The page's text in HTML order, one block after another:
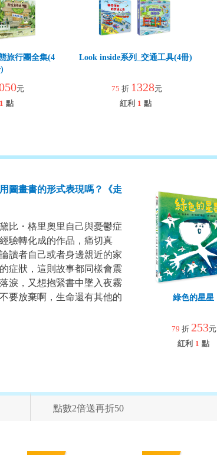
旅行團全集(4
元
1 點
Look inside系列_交通工具(4冊)
75 折 1328元
紅利 1 點
圖畫書的形式表現嗎？《走
比・格里奧里自己與憂鬱症
驗轉化成的作品，痛切真
讀者自己或者身邊親近的家
症狀，這則故事都同樣會震
淚，又想抱緊書中墜入夜霧
要放棄啊，生命還有其他的
綠色的星星
79 折 253元
紅利 1 點
點數2倍送再折50